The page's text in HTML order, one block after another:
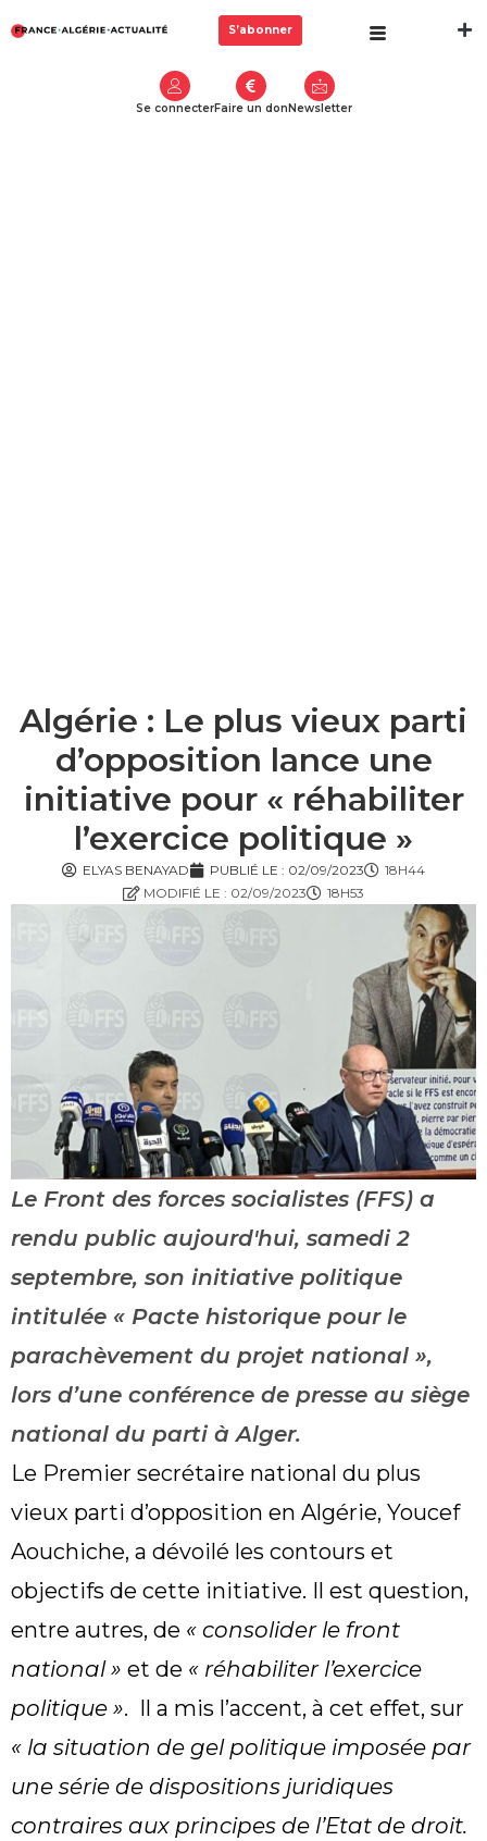
S’abonner
Se connecterFaire un donNewsletter
Algérie : Le plus vieux parti
d’opposition lance une
initiative pour « réhabiliter
l’exercice politique »
ELYAS BENAYAD PUBLIÉ LE : 02/09/2023
18H44
MODIFIÉ LE : 02/09/2023
18H53
Le Front des forces socialistes (FFS) a
rendu public aujourd'hui, samedi 2
septembre, son initiative politique
intitulée « Pacte historique pour le
parachèvement du projet national »,
lors d’une conférence de presse au siège
national du parti à Alger.
Le Premier secrétaire national du plus
vieux parti d’opposition en Algérie, Youcef
Aouchiche, a dévoilé les contours et
objectifs de cette initiative. Il est question,
entre autres, de « consolider le front
national » et de « réhabiliter l’exercice
politique ». Il a mis l’accent, à cet effet, sur
« la situation de gel politique imposée par
une série de dispositions juridiques
contraires aux principes de l’Etat de droit.